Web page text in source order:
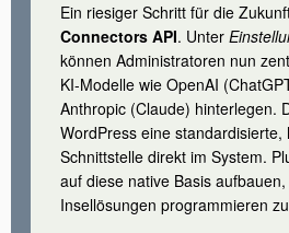
Ein riesiger Schritt für die
Connectors API. Unter
können Administratoren nun
KI-Modelle wie OpenAI
Anthropic (Claude) hinterlegen.
WordPress eine
Schnittstelle direkt im System.
auf diese native Basis
Insellösungen programmieren